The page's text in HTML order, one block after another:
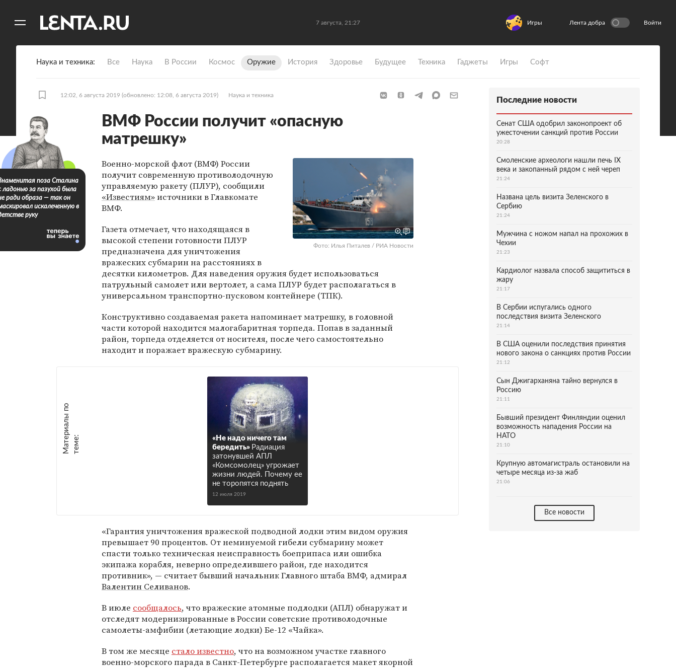
7 августа, 21:27 Игры Лента добра Войти
Наука и техника Все Наука В России Космос Оружие История Здоровье Будущее Техника Гаджеты Игры Софт
12:02, 6 августа 2019 (обновлено: 12:08, 6 августа 2019) Наука и техника
ВМФ России получит «опасную
матрешку»
Фото: Илья Питалев / РИА Новости
Военно-морской флот (ВМФ) России
получит современную противолодочную
управляемую ракету (ПЛУР), сообщили
«Известиям»источники в Главкомате
ВМФ.
Газета отмечает, что находящаяся в
высокой степени готовности ПЛУР
предназначена для уничтожения
вражеских субмарин на расстояниях в
десятки километров. Для наведения оружия будет использоваться
патрульный самолет или вертолет, а сама ПЛУР будет располагаться в
универсальном транспортно-пусковом контейнере (ТПК).
Конструктивно создаваемая ракета напоминает матрешку, в головной
части которой находится малогабаритная торпеда. Попав в заданный
район, торпеда отделяется от носителя, после чего самостоятельно
находит и поражает вражескую субмарину.
М
а
т е
р
и
а
л
ы
п
о
т
е
м
е :
«Не надо ничего там
бередить» Радиация
затонувшей АПЛ
«Комсомолец» угрожает
жизни людей. Почему ее
не торопятся поднять
12 июля 2019
«Гарантия уничтожения вражеской подводной лодки этим видом оружия
превышает 90 процентов. От неминуемой гибели субмарину может
спасти только техническая неисправность боеприпаса или ошибка
экипажа корабля, неверно определившего район, где находится
противник», — считает бывший начальник Главного штаба ВМФ, адмирал
Валентин Селиванов.
В июле сообщалось, что вражеские атомные подлодки (АПЛ) обнаружат и
отследят модернизированные в России советские противолодочные
самолеты-амфибии (летающие лодки) Бе-12 «Чайка».
В том же месяце стало известно, что на возможном участке главного
военно-морского парада в Санкт-Петербурге располагается макет якорной
поза Сталина
ладонью за пазухой была
ради образа — так он
искалеченную в
руку
Последние новости
Сенат США одобрил законопроект об
ужесточении санкций против России
20:28
Смоленские археологи нашли печь IX
века и закопанный рядом с ней череп
21:24
Названа цель визита Зеленского в
Сербию
21:24
Мужчина с ножом напал на прохожих в
Чехии
21:23
Кардиолог назвала способ защититься в
жару
21:17
В Сербии испугались одного
последствия визита Зеленского
21:14
В США оценили последствия принятия
нового закона о санкциях против России
21:12
Сын Джигарханяна тайно вернулся в
Россию
21:11
Бывший президент Финляндии оценил
возможность нападения России на
НАТО
21:10
Крупную автомагистраль остановили на
четыре месяца из-за жаб
21:06
Все новости